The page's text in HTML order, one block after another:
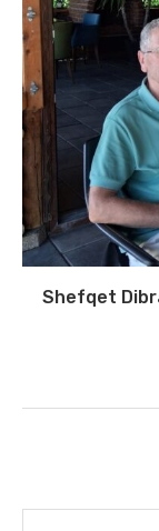
Shefqet